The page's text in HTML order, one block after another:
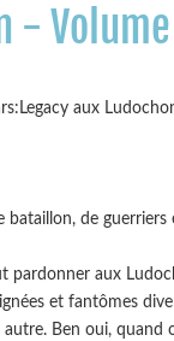
-
aux
de guerriers
pardonner aux
et fantômes
Ben oui, quand